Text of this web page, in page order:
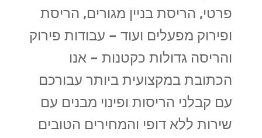
פרטי, הריסת בניין מגורים, הריסת
ופירוק מפעלים ועוד – עבודות פירוק
והריסה גדולות כקטנות – אנו
הכתובת במקצועית ביותר עבורכם
עם קבלני הריסות ופינוי מבנים עם
שירות ללא דופי והמחירים הטובים